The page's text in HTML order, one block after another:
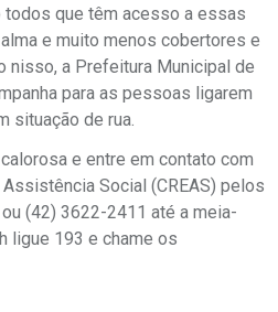
que têm acesso a essas
e muito menos cobertores e
nisso, a Prefeitura Municipal de
para as pessoas ligarem
situação de rua.
e entre em contato com
Social (CREAS) pelos
(42) 3622-2411 até a meia-
ligue 193 e chame os